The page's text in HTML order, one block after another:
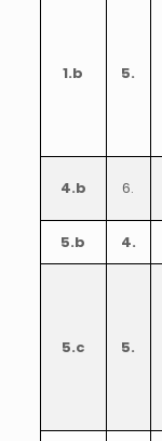
1.b 5.
4.b 6.
5.b 4.
5.c 5.